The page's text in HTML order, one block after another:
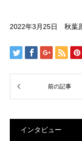
2022年3月25日 秋葉
インタビュー